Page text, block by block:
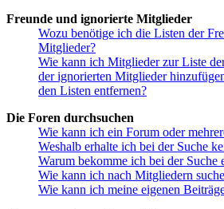
Freunde und ignorierte Mitglieder
Wozu benötige ich die Listen der
Mitglieder?
Wie kann ich Mitglieder zur Liste
der ignorierten Mitglieder
den Listen entfernen?
Die Foren durchsuchen
Wie kann ich ein Forum oder
Weshalb erhalte ich bei der Suche
Warum bekomme ich bei der Suche
Wie kann ich nach Mitgliedern
Wie kann ich meine eigenen